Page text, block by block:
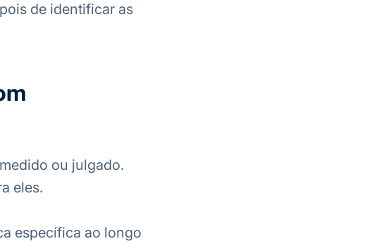
de identificar as
ou julgado.
eles.
específica ao longo